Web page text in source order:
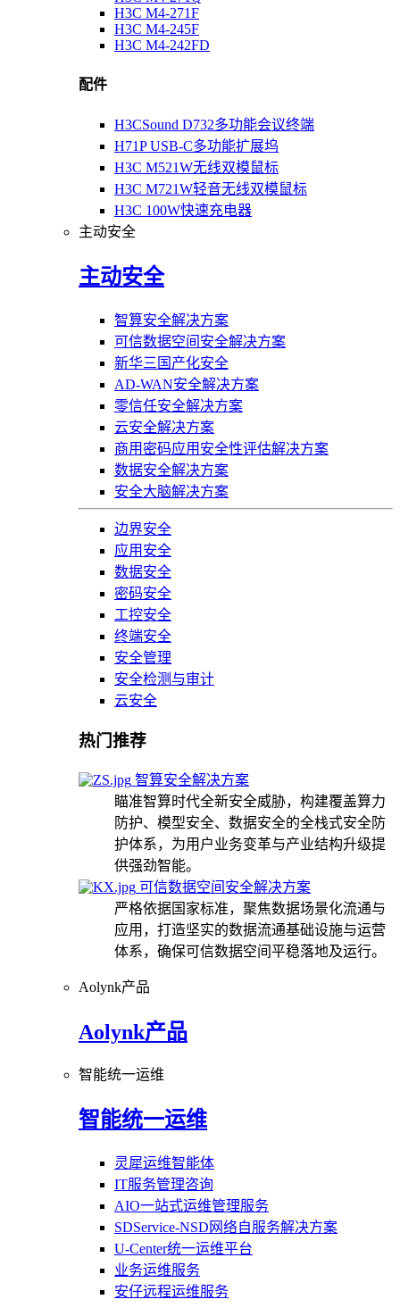
H3C M4-271F
H3C M4-245F
H3C M4-242FD
配件
H3CSound D732多功能会议终端
H71P USB-C多功能扩展坞
H3C M521W无线双模鼠标
H3C M721W轻音无线双模鼠标
H3C 100W快速充电器
主动安全
主动安全
智算安全解决方案
可信数据空间安全解决方案
新华三国产化安全
AD-WAN安全解决方案
零信任安全解决方案
云安全解决方案
商用密码应用安全性评估解决方案
数据安全解决方案
安全大脑解决方案
边界安全
应用安全
数据安全
密码安全
工控安全
终端安全
安全管理
安全检测与审计
云安全
热门推荐
智算安全解决方案
瞄准智算时代全新安全威胁，构建覆盖算力
防护、模型安全、数据安全的全栈式安全防
护体系，为用户业务变革与产业结构升级提
供强劲智能。
可信数据空间安全解决方案
严格依据国家标准，聚焦数据场景化流通与
应用，打造坚实的数据流通基础设施与运营
体系，确保可信数据空间平稳落地及运行。
Aolynk产品
Aolynk产品
智能统一运维
智能统一运维
灵犀运维智能体
IT服务管理咨询
AIO一站式运维管理服务
SDService-NSD网络自服务解决方案
U-Center统一运维平台
业务运维服务
安仔远程运维服务